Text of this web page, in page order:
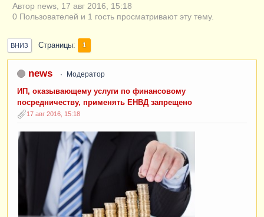
Автор news, 17 авг 2016, 15:18
0 Пользователей и 1 гость просматривают эту тему.
ВНИЗ Страницы 1
news Модератор
ИП, оказывающему услуги по финансовому
посредничеству, применять ЕНВД запрещено
17 авг 2016, 15:18